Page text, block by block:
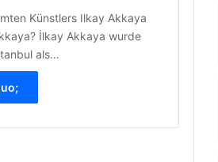
Künstlers Ilkay Akkaya
İlkay Akkaya wurde
als…